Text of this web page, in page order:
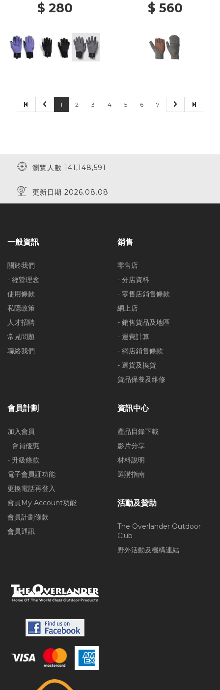
$ 280 $ 560
1 2 3 4 5 6 7
瀏覽人數 141,148,591
更新日期 2026.08.08
一般資訊
關於我們
- 經營理念
使用條款
私隱政策
人才招聘
常見問題
聯絡我們
銷售
零售店
- 分店資料
- 零售店銷售條款
網上店
- 銷售貨品及地區
- 運費計算
- 網店銷售條款
- 退貨及換貨
貨品保養及維修
會員計劃
加入會員
- 會員優惠
- 升級條款
電子會員証功能
更換電話再登入
會員My Account功能
會員計劃條款
會員通訊
資訊中心
產品目錄下載
影片分享
材料說明
選購指南
活動及贊助
The Overlander Outdoor
Club
野外活動及機構連結